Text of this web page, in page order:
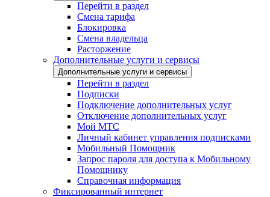
Перейти в раздел
Смена тарифа
Блокировка
Смена владельца
Расторжение
Дополнительные услуги и сервисы
Дополнительные услуги и сервисы
Перейти в раздел
Подписки
Подключение дополнительных услуг
Отключение дополнительных услуг
Мой МТС
Личный кабинет управления подписками
Мобильный Помощник
Запрос пароля для доступа к Мобильному
Помощнику
Справочная информация
Фиксированный интернет